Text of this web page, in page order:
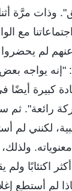
مرَّة
مع
عنهم لم
يواجه
كبيرة أيضًا
رائعة". ثم
لكنني
اكتئابًا
لم أستطع